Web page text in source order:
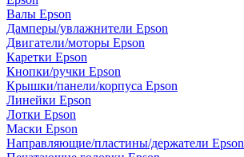
Валы Epson
Дамперы/увлажнители Epson
Двигатели/моторы Epson
Каретки Epson
Кнопки/ручки Epson
Крышки/панели/корпуса Epson
Линейки Epson
Лотки Epson
Маски Epson
Направляющие/пластины/держатели Epson